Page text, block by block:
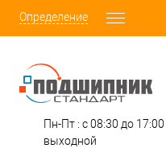
Определение
Пн-Пт : с 08:30 до 17:00
выходной